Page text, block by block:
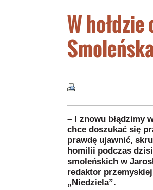
W
– I znowu błądzimy
chce doszukać się
prawdę ujawnić,
homilii podczas
smoleńskich w
redaktor
„Niedziela”.